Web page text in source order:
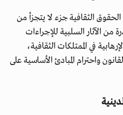
الثقافية جزء لا يتجزأ من
من الآثار السلبية للإجراءات
في الممتلكات الثقافية،
واحترام المبادئ الأساسية على